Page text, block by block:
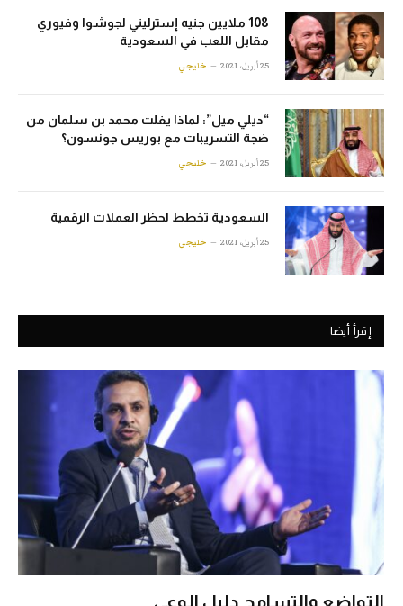
108 ملايين جنيه إسترليني لجوشوا وفيوري
مقابل اللعب في السعودية
25 أبريل، 2021 خليجي
“ديلي ميل”: لماذا يفلت محمد بن سلمان من
ضجة التسريبات مع بوريس جونسون؟
25 أبريل، 2021 خليجي
السعودية تخطط لحظر العملات الرقمية
25 أبريل، 2021 خليجي
إقرأ أيضا
التواضع والتسامح دليل الوعي